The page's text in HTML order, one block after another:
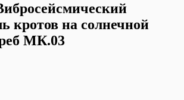
кротов на солнечной
МК.03